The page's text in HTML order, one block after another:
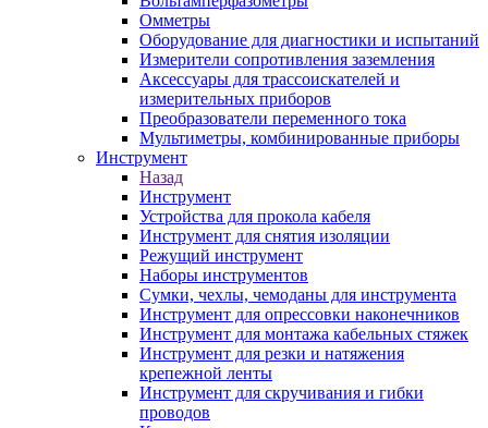
Омметры
Оборудование для диагностики и испытаний
Измерители сопротивления заземления
Аксессуары для трассоискателей и
измерительных приборов
Преобразователи переменного тока
Мультиметры, комбинированные приборы
Инструмент
Назад
Инструмент
Устройства для прокола кабеля
Инструмент для снятия изоляции
Режущий инструмент
Наборы инструментов
Сумки, чехлы, чемоданы для инструмента
Инструмент для опрессовки наконечников
Инструмент для монтажа кабельных стяжек
Инструмент для резки и натяжения
крепежной ленты
Инструмент для скручивания и гибки
проводов